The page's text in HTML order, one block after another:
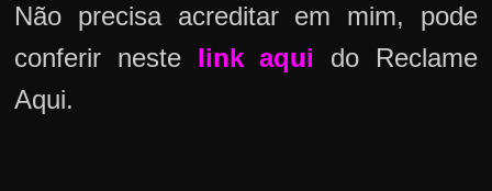
Não precisa acreditar em mim, pode
conferir neste link aqui
do Reclame
Aqui.